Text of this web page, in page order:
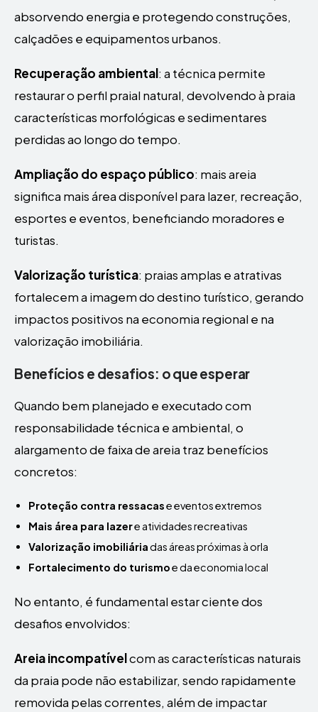
absorvendo energia e protegendo construções,
calçadões e equipamentos urbanos.
Recuperação ambiental: a técnica permite
restaurar o perfil praial natural, devolvendo à praia
características morfológicas e sedimentares
perdidas ao longo do tempo.
Ampliação do espaço público: mais areia
significa mais área disponível para lazer, recreação,
esportes e eventos, beneficiando moradores e
turistas.
Valorização turística: praias amplas e atrativas
fortalecem a imagem do destino turístico, gerando
impactos positivos na economia regional e na
valorização imobiliária.
Benefícios e desafios: o que esperar
Quando bem planejado e executado com
responsabilidade técnica e ambiental, o
alargamento de faixa de areia traz benefícios
concretos:
Proteção contra ressacase eventos extremos
Mais área para lazere atividades recreativas
Valorização imobiliáriadas áreas próximas à orla
Fortalecimento do turismoe da economia local
No entanto, é fundamental estar ciente dos
desafios envolvidos:
Areia incompatívelcom as características naturais
da praia pode não estabilizar, sendo rapidamente
removida pelas correntes, além de impactar